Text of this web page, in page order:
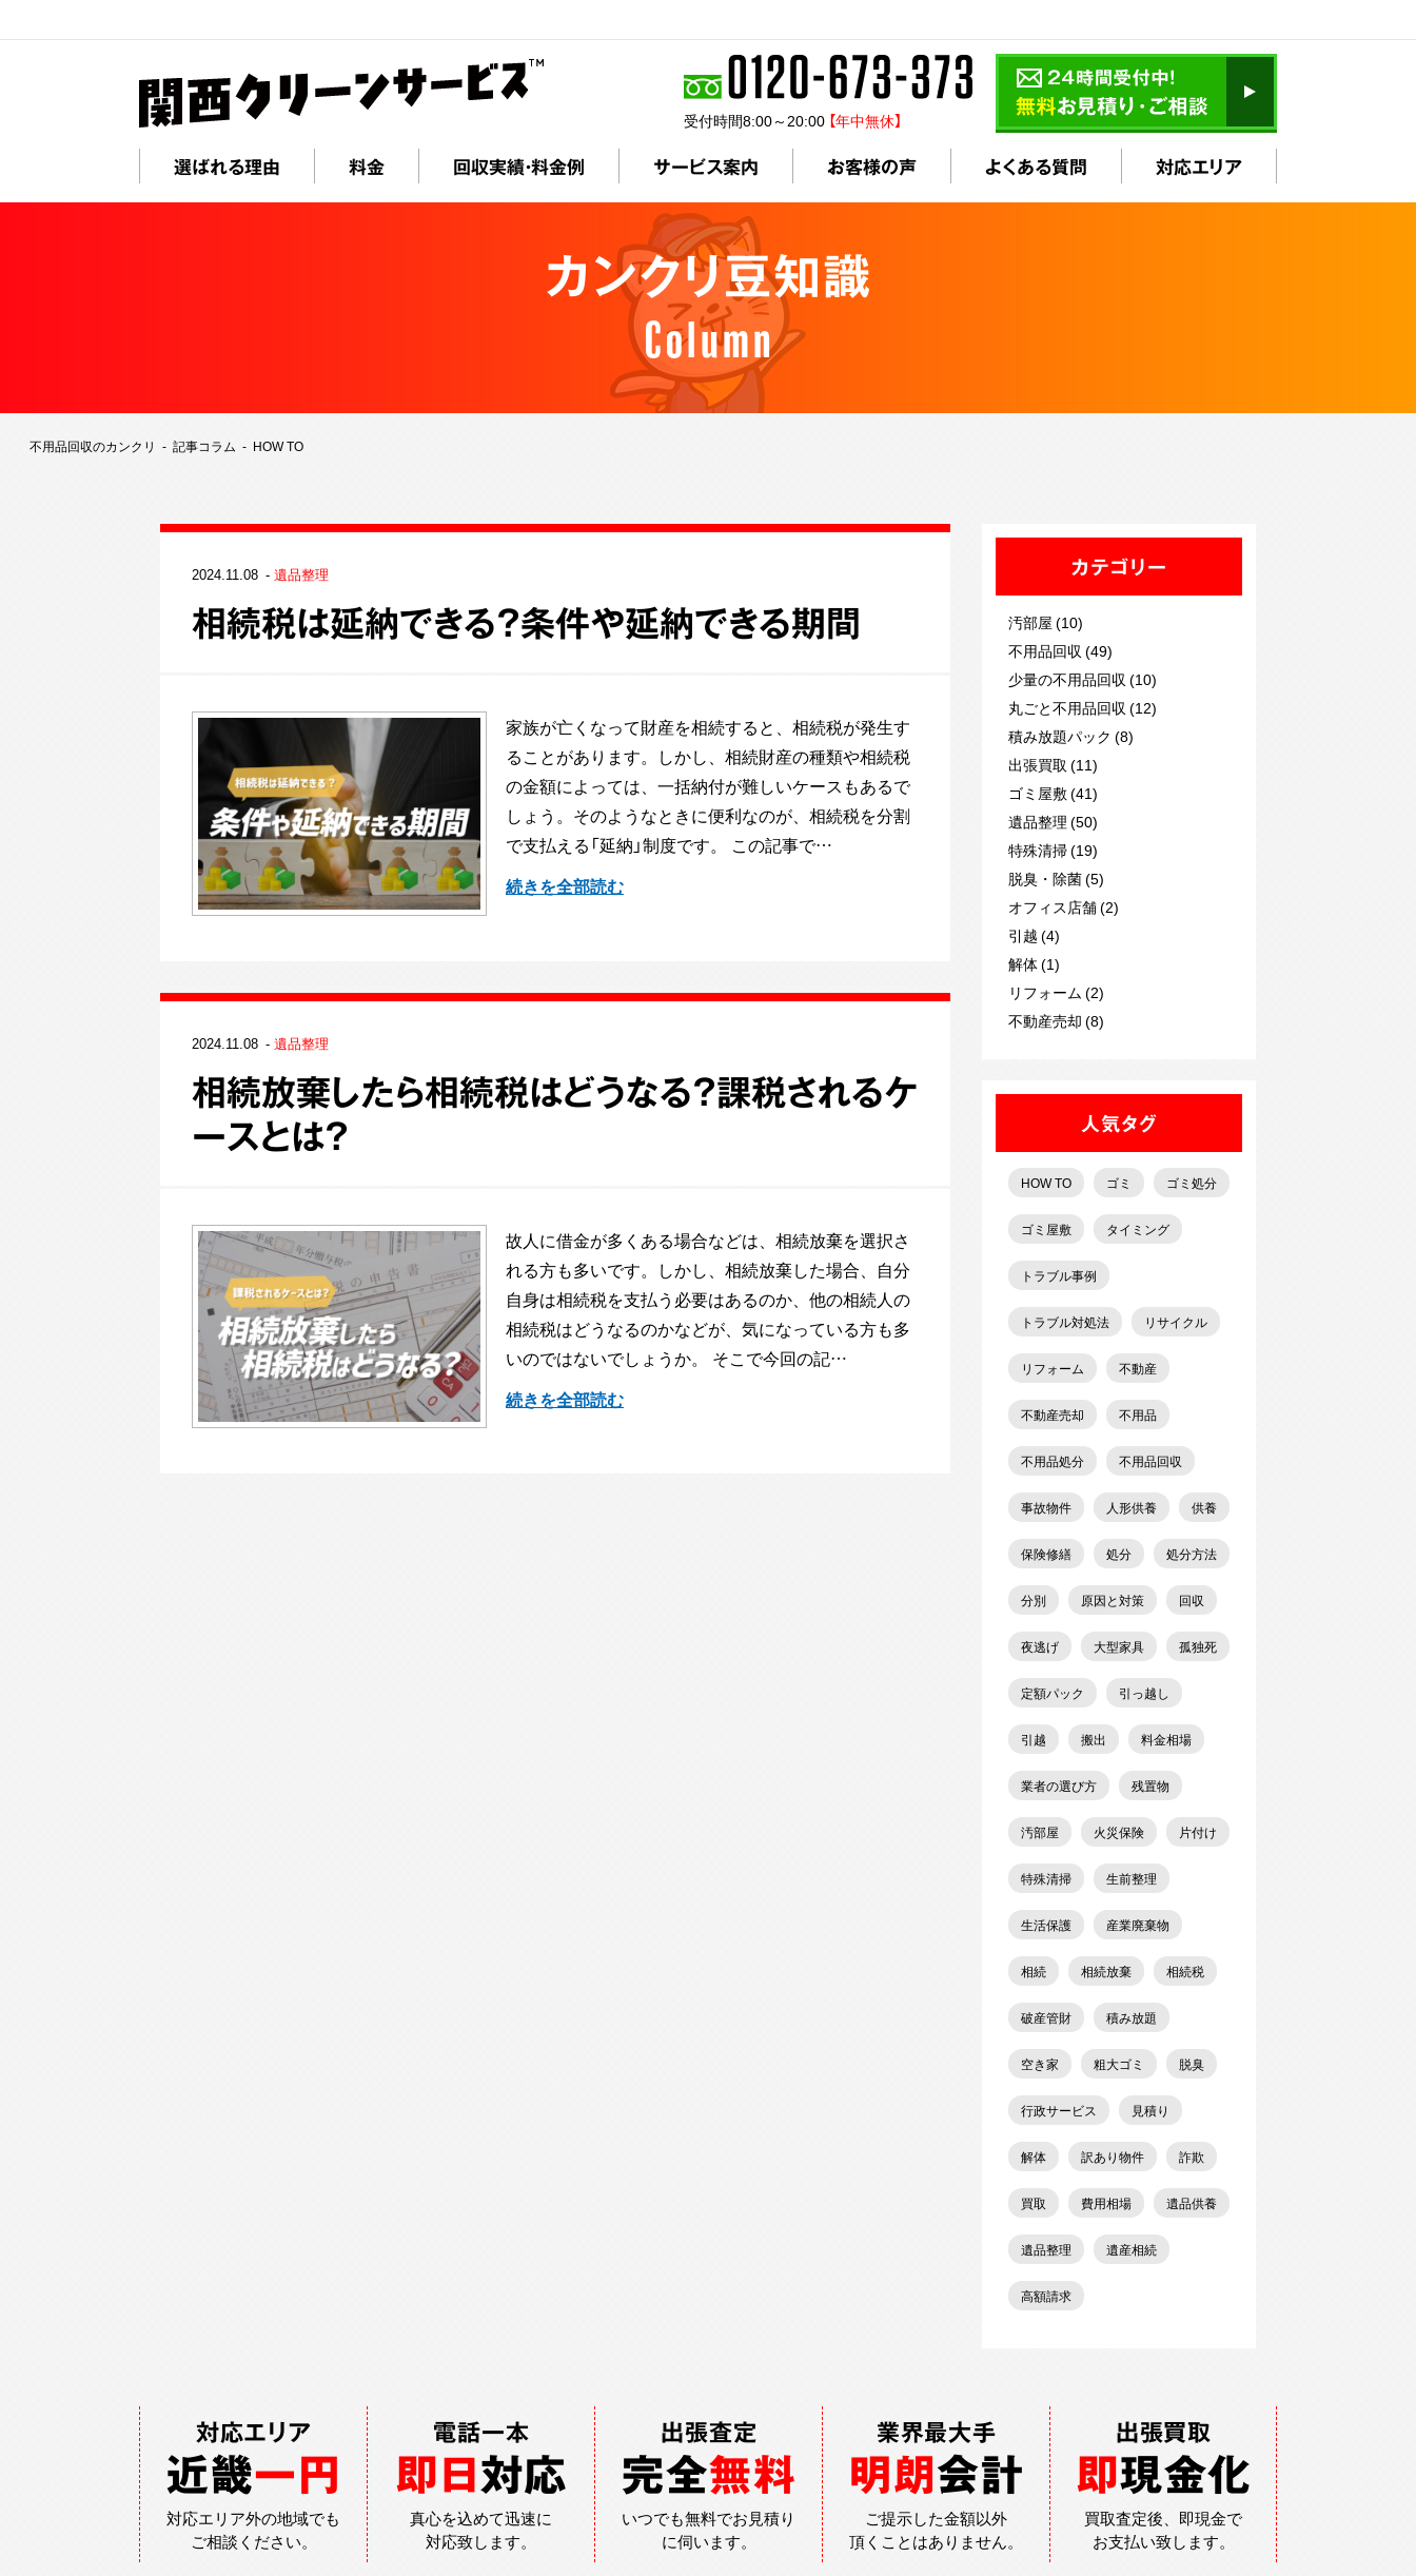
受付時間8:00～20:00 【年中無休】
選ばれる理由 料金 回収実績・料金例 サービス案内 お客様の声 よくある質問 対応エリア
カンクリ豆知識
Column
不用品回収のカンクリ 記事コラム HOW TO
2024.11.08 遺品整理
相続税は延納できる？条件や延納できる期間
家族が亡くなって財産を相続すると、相続税が発生す
ることがあります。しかし、相続財産の種類や相続税
の金額によっては、一括納付が難しいケースもあるで
しょう。そのようなときに便利なのが、相続税を分割
で支払える「延納」制度です。 この記事で…
続きを全部読む
2024.11.08 遺品整理
相続放棄したら相続税はどうなる？課税されるケ
ースとは？
故人に借金が多くある場合などは、相続放棄を選択さ
れる方も多いです。しかし、相続放棄した場合、自分
自身は相続税を支払う必要はあるのか、他の相続人の
相続税はどうなるのかなどが、気になっている方も多
いのではないでしょうか。 そこで今回の記…
続きを全部読む
カテゴリー
汚部屋 (10)
不用品回収 (49)
少量の不用品回収 (10)
丸ごと不用品回収 (12)
積み放題パック (8)
出張買取 (11)
ゴミ屋敷 (41)
遺品整理 (50)
特殊清掃 (19)
脱臭・除菌 (5)
オフィス店舗 (2)
引越 (4)
解体 (1)
リフォーム (2)
不動産売却 (8)
人気タグ
HOW TO ゴミ ゴミ処分
ゴミ屋敷 タイミング
トラブル事例
トラブル対処法 リサイクル
リフォーム 不動産
不動産売却 不用品
不用品処分 不用品回収
事故物件 人形供養 供養
保険修繕 処分 処分方法
分別 原因と対策 回収
夜逃げ 大型家具 孤独死
定額パック 引っ越し
引越 搬出 料金相場
業者の選び方 残置物
汚部屋 火災保険 片付け
特殊清掃 生前整理
生活保護 産業廃棄物
相続 相続放棄 相続税
破産管財 積み放題
空き家 粗大ゴミ 脱臭
行政サービス 見積り
解体 訳あり物件 詐欺
買取 費用相場 遺品供養
遺品整理 遺産相続
高額請求
対応エリア
近畿一円
対応エリア外の地域でも
ご相談ください。
電話一本
即日対応
真心を込めて迅速に
対応致します。
出張査定
完全無料
いつでも無料でお見積り
に伺います。
業界最大手
明朗会計
ご提示した金額以外
頂くことはありません。
出張買取
即現金化
買取査定後、即現金で
お支払い致します。